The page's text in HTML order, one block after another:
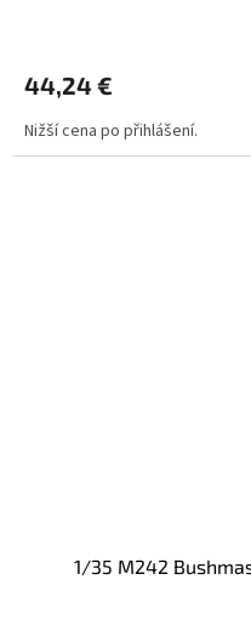
44,24 €
Nižší cena po přihlášení.
1/35 M242